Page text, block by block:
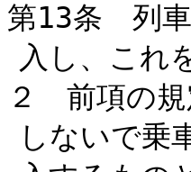
第13条 列車
入し、これ
２ 前項の規
しないで乗